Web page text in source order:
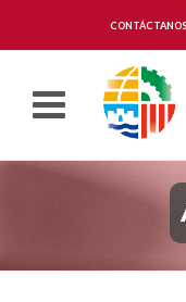
CONTÁCTANOS